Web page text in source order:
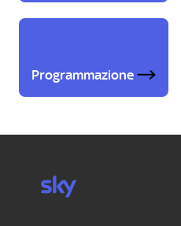
Programmazione